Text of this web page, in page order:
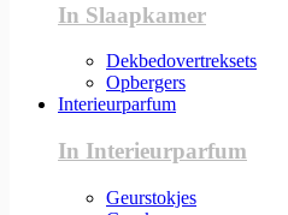
In Slaapkamer
Dekbedovertreksets
Opbergers
Interieurparfum
In Interieurparfum
Geurstokjes